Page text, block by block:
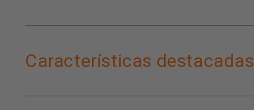
Características destacadas